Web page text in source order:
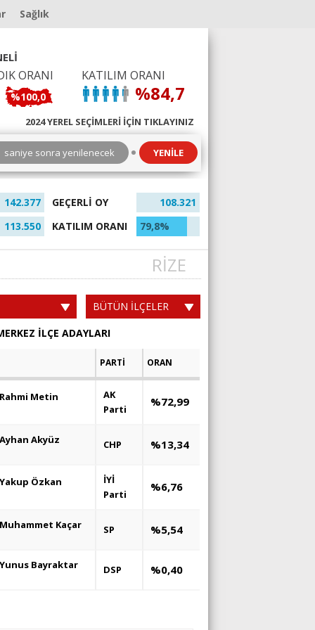
Sağlık
ORANI
%100,0
KATILIM ORANI
%84,7
2024 YEREL SEÇİMLERİ İÇİN TIKLAYINIZ
saniye sonra yenilenecek YENİLE
142.377
113.550
GEÇERLİ OY
108.321
KATILIM ORANI
79,8%
RİZE
BÜTÜN İLÇELER
İLÇE ADAYLARI
PARTİ ORAN
Rahmi Metin
AK
Parti
%72,99
Ayhan Akyüz CHP %13,34
Yakup Özkan
İYİ
Parti
%6,76
Muhammet Kaçar SP %5,54
Yunus Bayraktar DSP %0,40